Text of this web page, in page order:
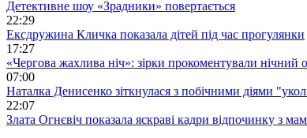
Детективне шоу «Зрадники» повертається
22:29
Ексдружина Кличка показала дітей під час прогулянки
17:27
«Чергова жахлива ніч»: зірки прокоментували нічний
07:00
Наталка Денисенко зіткнулася з побічними діями
22:07
Злата Огнєвіч показала яскраві кадри відпочинку з